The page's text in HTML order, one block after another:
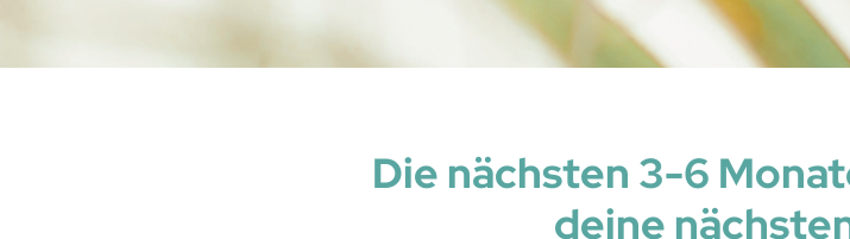
Die nächsten 3-6
deine